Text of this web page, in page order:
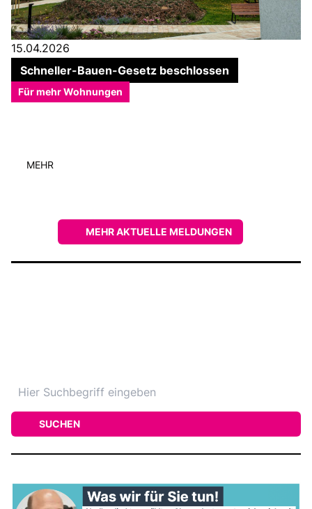
15.04.2026
Schneller-Bauen-Gesetz beschlossen
Für mehr Wohnungen
MEHR
MEHR AKTUELLE MELDUNGEN
SUCHEN